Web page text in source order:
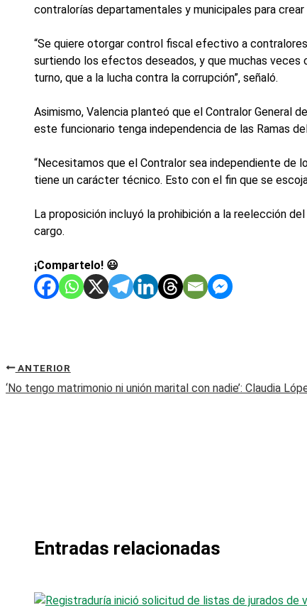
contralorías departamentales y municipales para
“Se quiere otorgar control fiscal efectivo a
surtiendo los efectos deseados, y que muchas veces
turno, que a la lucha contra la corrupción”, señaló.
Asimismo, Valencia planteó que el Contralor General
este funcionario tenga independencia de las Ramas
“Necesitamos que el Contralor sea independiente de
tiene un carácter técnico. Esto con el fin que se
La proposición incluyó la prohibición a la reelección
cargo.
¡Compartelo! 😃
ANTERIOR
‘No tengo matrimonio ni unión marital con nadie’: Claudia
Entradas relacionadas